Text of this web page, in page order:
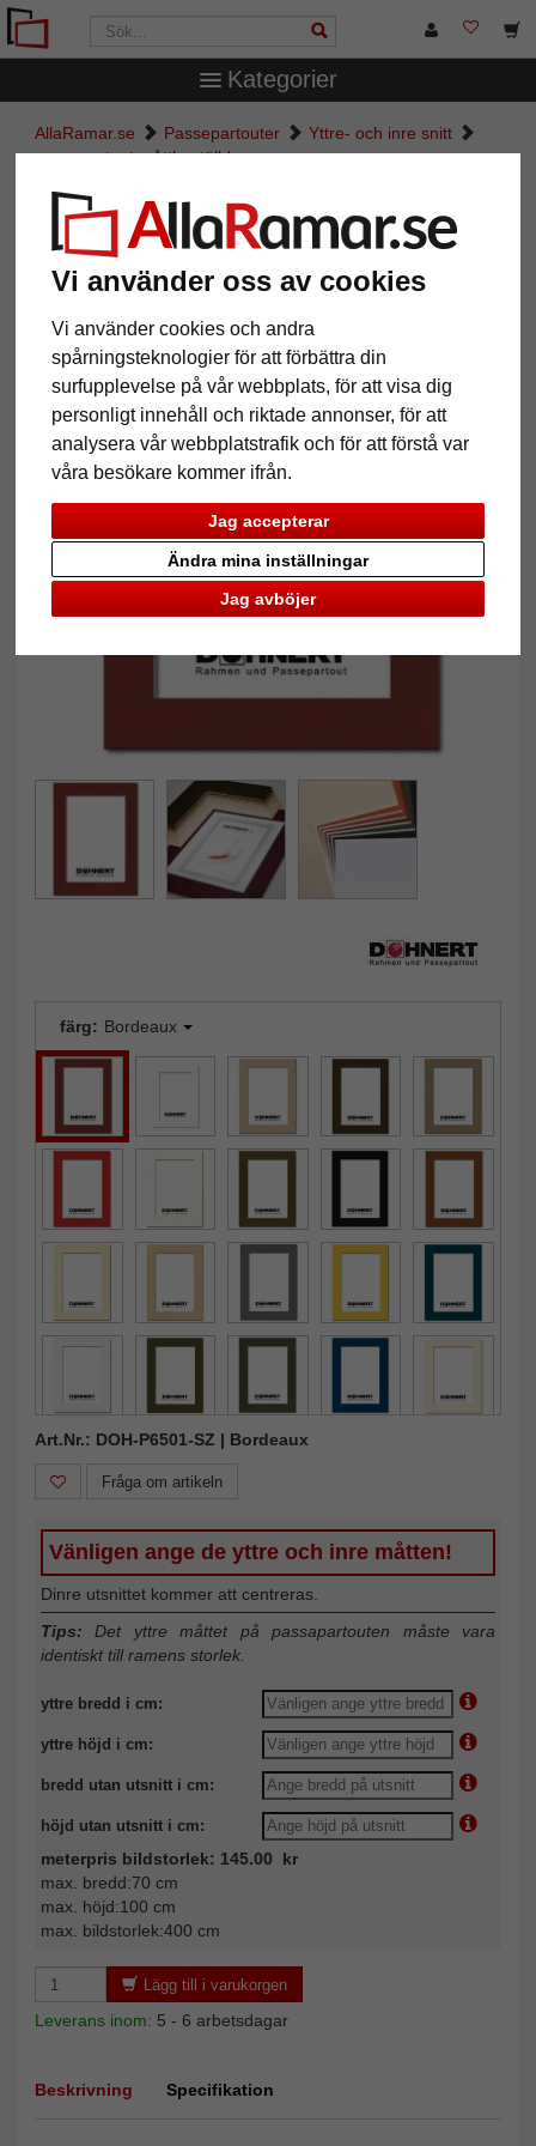
Vi använder oss av cookies
Vi använder cookies och andra
spårningsteknologier för att förbättra din
surfupplevelse på vår webbplats, för att visa dig
personligt innehåll och riktade annonser, för att
analysera vår webbplatstrafik och för att förstå var
våra besökare kommer ifrån.
Jag accepterar
Jag avböjer
Ändra mina inställningar
Kategorier
AllaRamar.se Passepartouter
Yttre- och inre snitt
passepartout måttbeställd
passepartout måttbeställd
Pictures Preview
Tillbaka
färg: Bordeaux
Art.Nr.: DOH-P6501-SZ | Bordeaux
Fråga om artikeln
Vänligen ange de yttre och inre måtten!
Dinre utsnittet kommer att centreras.
Tips: Det yttre måttet på passapartouten måste vara
identiskt till ramens storlek.
yttre bredd i cm:
yttre höjd i cm:
bredd utan utsnitt i cm:
höjd utan utsnitt i cm:
meterpris bildstorlek: 145.00 kr
max. bredd:70 cm
max. höjd:100 cm
max. bildstorlek:400 cm
Lägg till i varukorgen
Leverans inom: 5 - 6 arbetsdagar
Beskrivning Specifikation